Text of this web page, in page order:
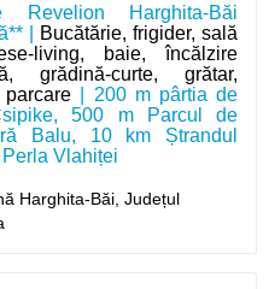
Revelion Harghita-Băi
|
Bucătărie, frigider, sală
living, baie, încălzire
grădină-curte, grătar,
| 200 m pârtia de
500 m Parcul de
Balu, 10 km Ștrandul
Perla Vlahiței
Harghita-Băi,Județul